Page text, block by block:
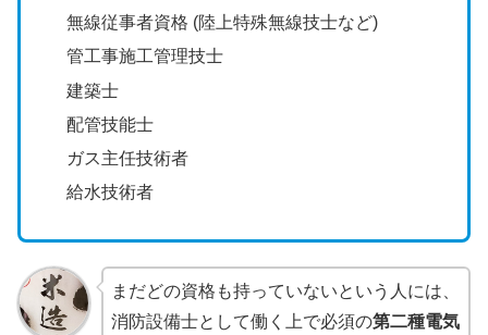
無線従事者資格 (陸上特殊無線技士など)
管工事施工管理技士
建築士
配管技能士
ガス主任技術者
給水技術者
まだどの資格も持っていないという人には、
消防設備士として働く上で必須の第二種電気